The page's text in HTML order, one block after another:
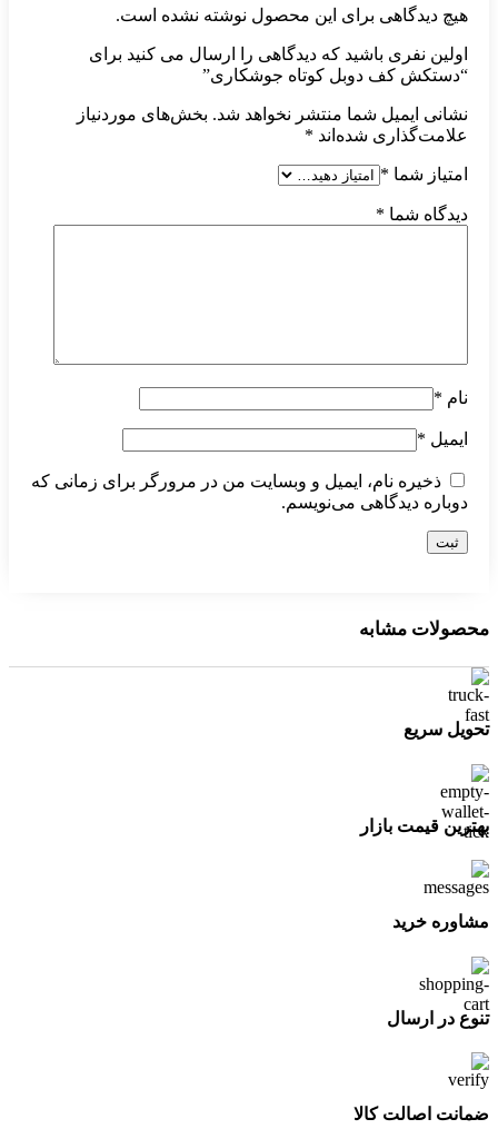
هیچ دیدگاهی برای این محصول نوشته نشده است.
اولین نفری باشید که دیدگاهی را ارسال می کنید برای
“دستکش کف دوبل کوتاه جوشکاری”
نشانی ایمیل شما منتشر نخواهد شد. بخش‌های موردنیاز
علامت‌گذاری شده‌اند *
امتیاز شما *
دیدگاه شما *
نام *
ایمیل *
ذخیره نام، ایمیل و وبسایت من در مرورگر برای زمانی که
دوباره دیدگاهی می‌نویسم.
محصولات مشابه
تحویل سریع
بهترین قیمت بازار
مشاوره خرید
تنوع در ارسال
ضمانت اصالت کالا